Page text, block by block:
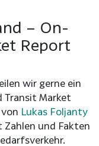
– On-
Report
wir gerne ein
Transit Market
Lukas Foljanty
und Fakten